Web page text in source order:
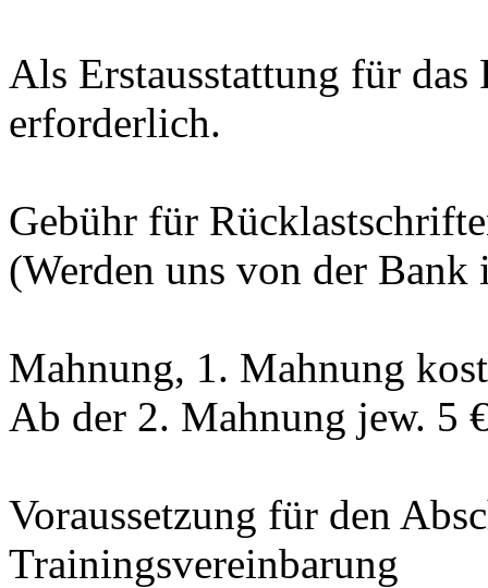
Als Erstausstattung für das
erforderlich.
Gebühr für
(Werden uns von der
Mahnung, 1. Mahnung
Ab der 2. Mahnung jew. 5
Voraussetzung für den
Trainingsvereinbarung